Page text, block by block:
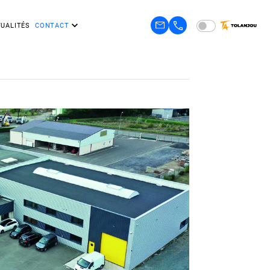
CONTACT